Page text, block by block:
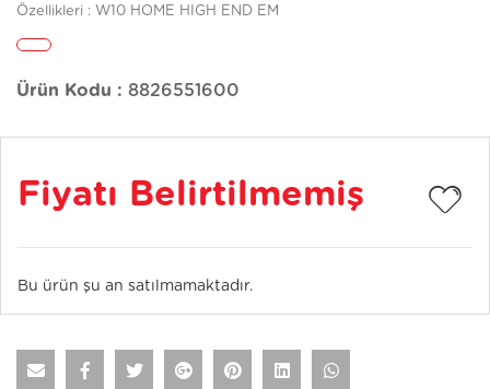
Özellikleri : W10 HOME HIGH END EM
Ürün Kodu : 8826551600
Fiyatı Belirtilmemiş
Bu ürün şu an satılmamaktadır.